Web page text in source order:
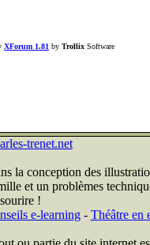
XForum 1.81 by Trollix Software
trenet.net
la conception des
et un problèmes
!
e-learning- Théâtre en